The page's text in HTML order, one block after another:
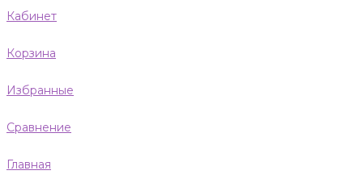
Кабинет
Корзина
Избранные
Сравнение
Главная